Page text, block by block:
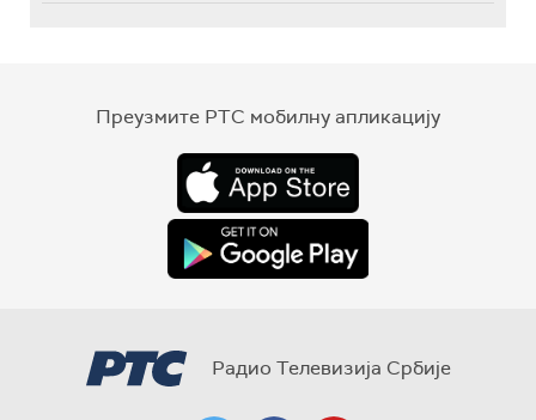
Преузмите РТС мобилну апликацију
Радио Телевизија Србије